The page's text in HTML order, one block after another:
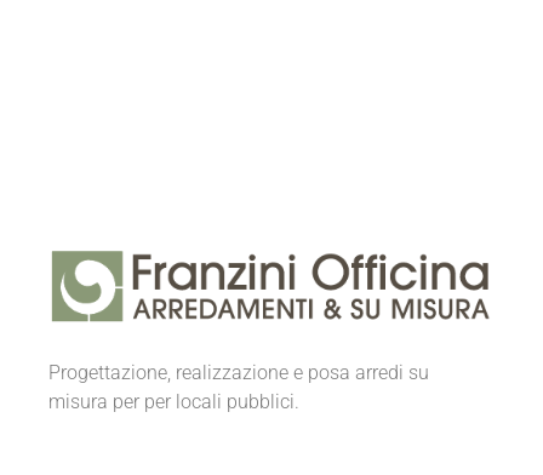
Progettazione, realizzazione e posa arredi su
misura per per locali pubblici.